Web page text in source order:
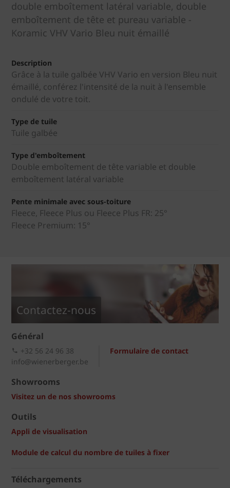
double emboîtement latéral variable, double
emboîtement de tête et pureau variable -
Koramic VHV Vario Bleu nuit émaillé
Description
Grâce à la tuile galbée VHV Vario en version Bleu nuit
émaillé, conférez l'intensité de la nuit à l'ensemble
ondulé de votre toit.
Type de tuile
Tuile galbée
Type d'emboîtement
Double emboîtement de tête variable et double
emboîtement latéral variable
Pente minimale avec sous-toiture
Fleece, Fleece Plus ou Fleece Plus FR: 25°
Fleece Premium: 15°
Contactez-nous
Général
Formulaire de contact
+32 56 24 96 38
info@wienerberger.be
Showrooms
Visitez un de nos showrooms
Outils
Appli de visualisation
Module de calcul du nombre de tuiles à fixer
Téléchargements